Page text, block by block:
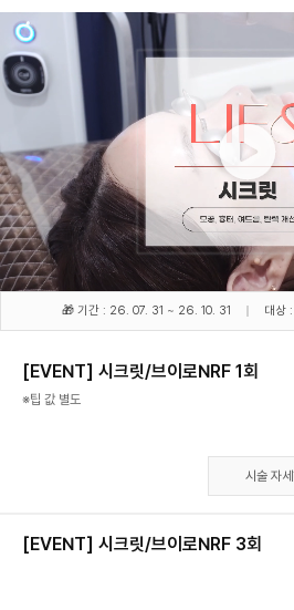
🎁 기간 : 26. 07. 31 ~ 26. 10. 31 대상
[EVENT] 시크릿/브이로NRF 1회
※팁 값 별도
시술 자세
[EVENT] 시크릿/브이로NRF 3회